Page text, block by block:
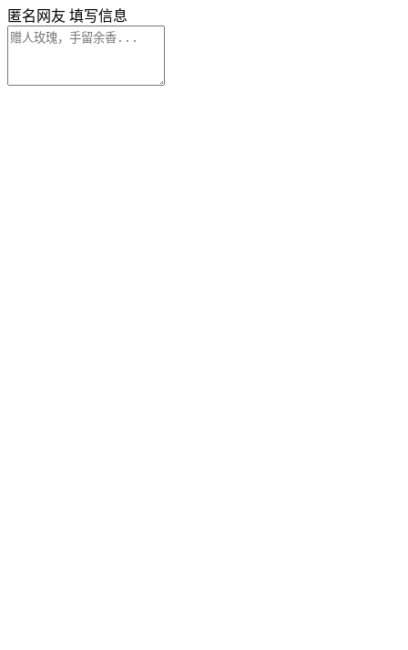
匿名网友 填写信息